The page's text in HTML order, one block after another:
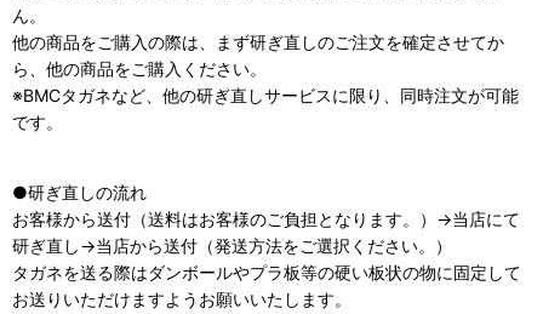
ん。
他の商品をご購入の際は、まず研ぎ直しのご注文を確定させてか
ら、他の商品をご購入ください。
※BMCタガネなど、他の研ぎ直しサービスに限り、同時注文が可能
です。
●研ぎ直しの流れ
お客様から送付（送料はお客様のご負担となります。）→当店にて
研ぎ直し→当店から送付（発送方法をご選択ください。）
タガネを送る際はダンボールやプラ板等の硬い板状の物に固定して
お送りいただけますようお願いいたします。